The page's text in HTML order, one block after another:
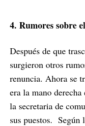
4. Rumores sobre
Después de que
surgieron otros
renuncia. Ahora se
era la mano
la secretaria de
sus puestos. Según